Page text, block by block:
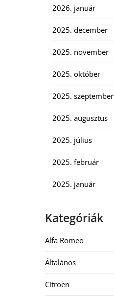
2026. január
2025. december
2025. november
2025. október
2025. szeptember
2025. augusztus
2025. július
2025. február
2025. január
Kategóriák
Alfa Romeo
Általános
Citroën